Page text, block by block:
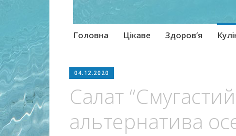
Skip
Головна Цікаве Здоров’я
04.12.2020
Салат
альтернатива